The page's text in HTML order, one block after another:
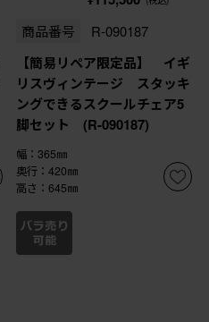
商品番号 R-090187
【簡易リペア限定品】 イギ
リスヴィンテージ スタッキ
ングできるスクールチェア5
脚セット (R-090187)
幅：365㎜
奥行：420㎜
高さ：645㎜